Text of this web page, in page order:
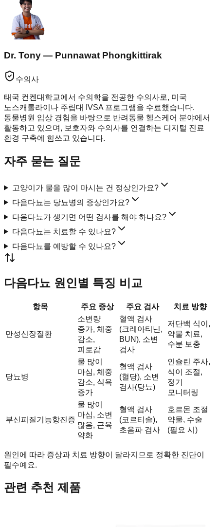
Dr. Tony — Punnawat Phongkittirak
수의사
태국 컨켄대학교에서 수의학을 전공한 수의사로, 미국
노스캐롤라이나 주립대 IVSA 프로그램을 수료했습니다.
동물병원 임상 경험을 바탕으로 반려동물 헬스케어 분야에서
활동하고 있으며, 보호자와 수의사를 연결하는 디지털 진료
환경 구축에 힘쓰고 있습니다.
자주 묻는 질문
고양이가 물을 많이 마시는 건 정상인가요?
다음다뇨는 당뇨병의 증상인가요?
다음다뇨가 생기면 어떤 검사를 해야 하나요?
다음다뇨는 치료할 수 있나요?
다음다뇨를 예방할 수 있나요?
다음다뇨 원인별 특징 비교
항목 주요 증상 주요 검사 치료 방향
만성신장질환
소변량
증가, 체중
감소,
피로감
혈액 검사
(크레아티닌,
BUN), 소변
검사
저단백 식이,
약물 치료,
수분 보충
당뇨병
물 많이
마심, 체중
감소, 식욕
증가
혈액 검사
(혈당), 소변
검사(당뇨)
인슐린 주사,
식이 조절,
정기
모니터링
부신피질기능항진증
물 많이
마심, 소변
많음, 근육
약화
혈액 검사
(코르티솔),
초음파 검사
호르몬 조절
약물, 수술
(필요 시)
원인에 따라 증상과 치료 방향이 달라지므로 정확한 진단이
필수예요.
관련 추천 제품